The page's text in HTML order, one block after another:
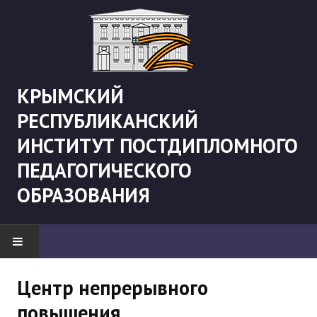
КРЫМСКИЙ
РЕСПУБЛИКАНСКИЙ
ИНСТИТУТ ПОСТДИПЛОМНОГО
ПЕДАГОГИЧЕСКОГО
ОБРАЗОВАНИЯ
"Боевая" русистика
Центр непрерывного